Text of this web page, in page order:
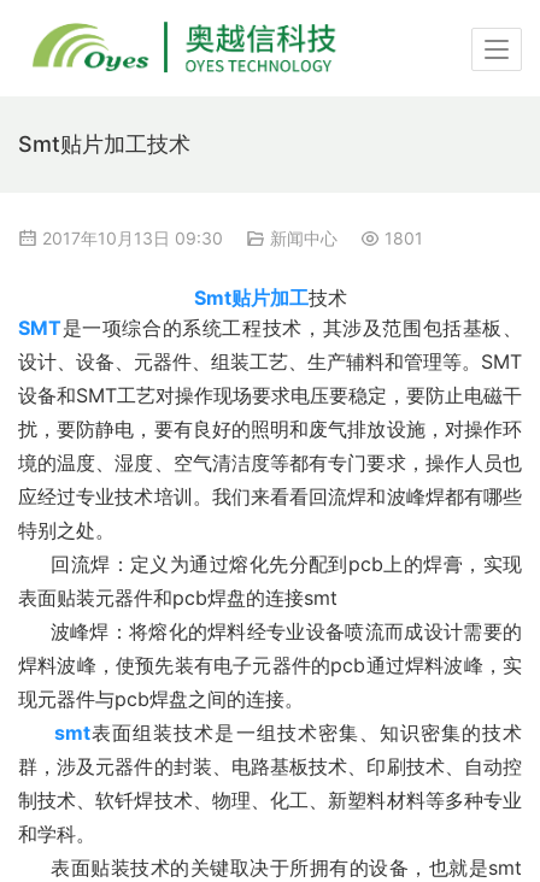
Smt贴片加工技术
2017年10月13日 09:30 新闻中心 1801
Smt贴片加工技术
SMT是一项综合的系统工程技术，其涉及范围包括基板、
设计、设备、元器件、组装工艺、生产辅料和管理等。SMT
设备和SMT工艺对操作现场要求电压要稳定，要防止电磁干
扰，要防静电，要有良好的照明和废气排放设施，对操作环
境的温度、湿度、空气清洁度等都有专门要求，操作人员也
应经过专业技术培训。我们来看看回流焊和波峰焊都有哪些
特别之处。
回流焊：定义为通过熔化先分配到pcb上的焊膏，实现
表面贴装元器件和pcb焊盘的连接smt
波峰焊：将熔化的焊料经专业设备喷流而成设计需要的
焊料波峰，使预先装有电子元器件的pcb通过焊料波峰，实
现元器件与pcb焊盘之间的连接。
smt表面组装技术是一组技术密集、知识密集的技术
群，涉及元器件的封装、电路基板技术、印刷技术、自动控
制技术、软钎焊技术、物理、化工、新塑料材料等多种专业
和学科。
表面贴装技术的关键取决于所拥有的设备，也就是smt